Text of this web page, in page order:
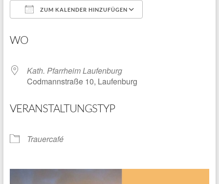
ZUM KALENDER HINZUFÜGEN
WO
Kath. Pfarrheim Laufenburg
Codmannstraße 10, Laufenburg
VERANSTALTUNGSTYP
Trauercafé